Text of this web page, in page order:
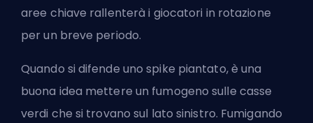
aree chiave rallenterà i giocatori in rotazione
per un breve periodo.
Quando si difende uno spike piantato, è una
buona idea mettere un fumogeno sulle casse
verdi che si trovano sul lato sinistro. Fumigando